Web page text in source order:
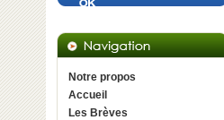
Notre propos
Accueil
Les Brèves